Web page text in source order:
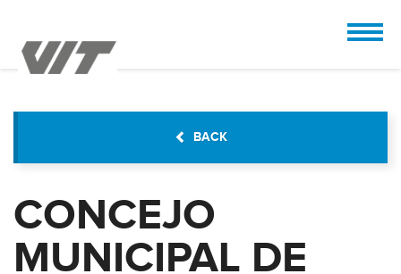
BACK
CONCEJO
MUNICIPAL DE